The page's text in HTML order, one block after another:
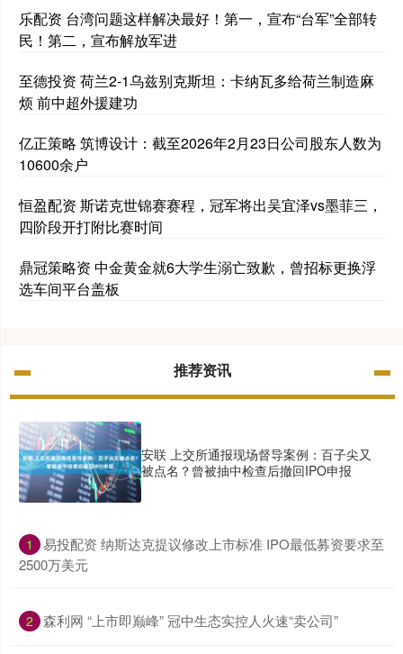
乐配资 台湾问题这样解决最好！第一，宣布“台军”全部转
民！第二，宣布解放军进
至德投资 荷兰2-1乌兹别克斯坦：卡纳瓦多给荷兰制造麻
烦 前中超外援建功
亿正策略 筑博设计：截至2026年2月23日公司股东人数为
10600余户
恒盈配资 斯诺克世锦赛赛程，冠军将出吴宜泽vs墨菲三，
四阶段开打附比赛时间
鼎冠策略资 中金黄金就6大学生溺亡致歉，曾招标更换浮
选车间平台盖板
推荐资讯
安联 上交所通报现场督导案例：百子尖又
被点名？曾被抽中检查后撤回IPO申报
1
​易投配资 纳斯达克提议修改上市标准 IPO最低募资要求至
2500万美元
2 ​森利网 “上市即巅峰” 冠中生态实控人火速“卖公司”